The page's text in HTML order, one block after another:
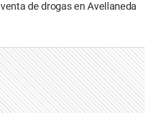
venta de drogas en Avellaneda